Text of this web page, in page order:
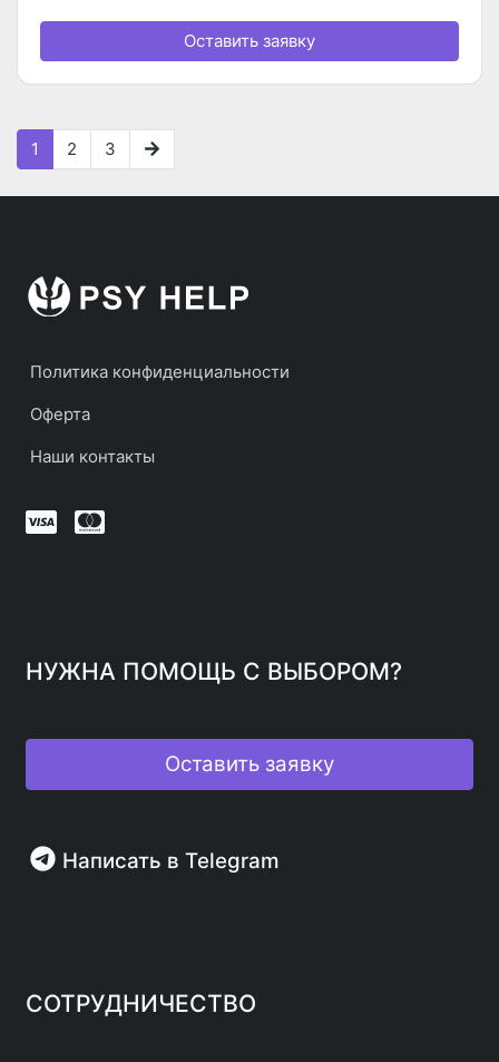
Оставить заявку
1 2 3
Политика конфиденциальности
Оферта
Наши контакты
НУЖНА ПОМОЩЬ С ВЫБОРОМ?
Оставить заявку
Написать в Telegram
СОТРУДНИЧЕСТВО